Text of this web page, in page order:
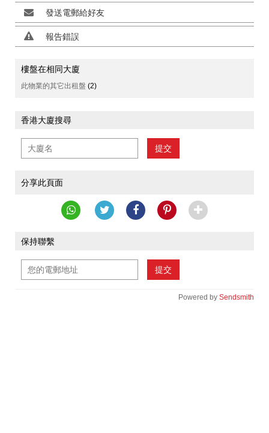
發送電郵給好友
報告錯誤
樓盤在相同大廈
此物業的其它出租盤 (2)
香港大廈搜尋
提交
分享此頁面
保持聯繫
提交
Powered by Sendsmith